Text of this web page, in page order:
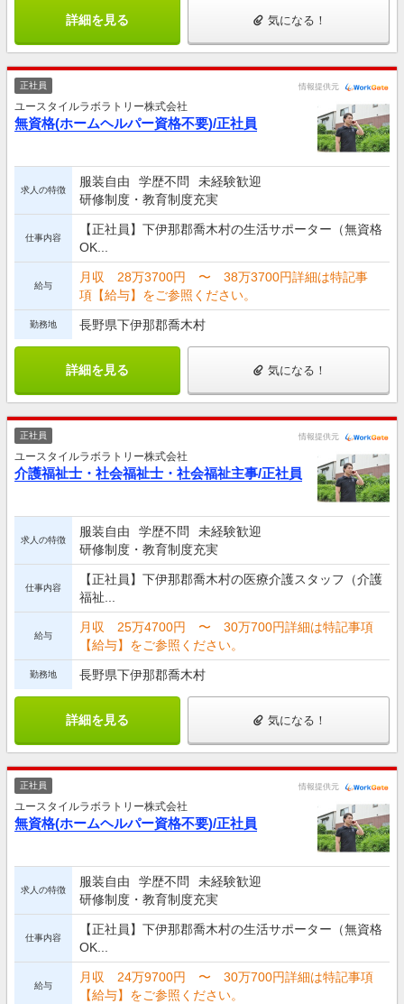
詳細を見る 気になる！
正社員 情報提供元
ユースタイルラボラトリー株式会社
無資格(ホームヘルパー資格不要)/正社員
求人の特徴
服装自由 学歴不問
未経験歓迎
研修制度・教育制度充実
仕事内容
【正社員】下伊那郡喬木村の生活サポーター（無資格
OK...
給与
月収 28万3700円 〜 38万3700円詳細は特記事
項【給与】をご参照ください。
勤務地 長野県下伊那郡喬木村
詳細を見る 気になる！
正社員 情報提供元
ユースタイルラボラトリー株式会社
介護福祉士・社会福祉士・社会福祉主事/正社員
求人の特徴
服装自由 学歴不問
未経験歓迎
研修制度・教育制度充実
仕事内容
【正社員】下伊那郡喬木村の医療介護スタッフ（介護
福祉...
給与
月収 25万4700円 〜 30万700円詳細は特記事項
【給与】をご参照ください。
勤務地 長野県下伊那郡喬木村
詳細を見る 気になる！
正社員 情報提供元
ユースタイルラボラトリー株式会社
無資格(ホームヘルパー資格不要)/正社員
求人の特徴
服装自由 学歴不問
未経験歓迎
研修制度・教育制度充実
仕事内容
【正社員】下伊那郡喬木村の生活サポーター（無資格
OK...
給与
月収 24万9700円 〜 30万700円詳細は特記事項
【給与】をご参照ください。